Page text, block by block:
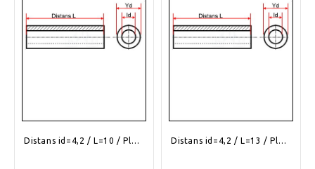
Distans id=4,2 / L=10 / Plast Distans id=4,2 / L=13 / Plast